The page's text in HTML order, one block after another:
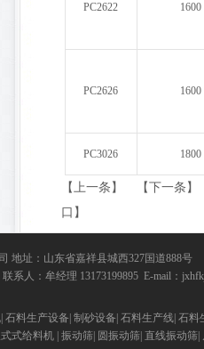
PC2622 1600
PC2626 1600
PC3026 1800
【上一条】
【下一条】
口】
地址：山东省嘉祥县城西327国道888号
系人：牟经理 13173199895 E-mail：
料生产设备| 制砂设备| 石料生产线| 石
式给料机 | 振动筛| 圆振动筛| 直线振动筛|